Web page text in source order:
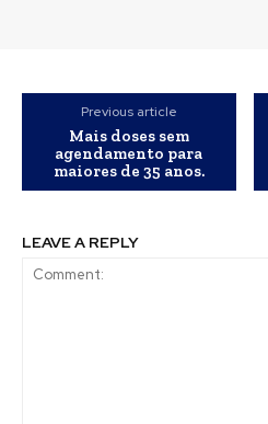
Previous article
Mais doses sem
agendamento para
maiores de 35 anos.
LEAVE A REPLY